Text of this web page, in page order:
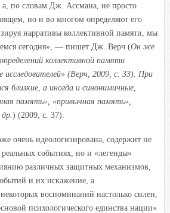
а, по словам Дж. Ассмана, не просто
но и во многом определяют его
нарративы коллективной памяти, мы
сегодня», — пишет Дж. Верч (Он же
коллективной памяти
исследователей» (Верч, 2009, с. 33). При
близкие, а иногда и синонимичные,
память», «привычная память»,
) (2009, с. 37).
очень идеологизирована, содержит не
событиях, но и «легенды»
различных защитных механизмов,
и их искажение, а
воспоминаний настолько силен,
психологического единства нации»